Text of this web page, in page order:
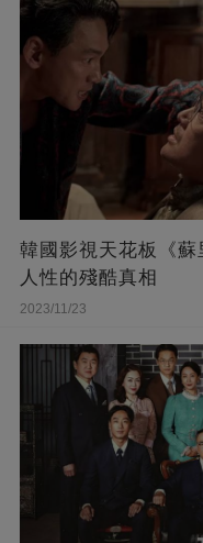
韓國影視天花板《
人性的殘酷真相
2023/11/23